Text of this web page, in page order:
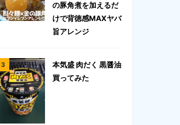
の豚角煮を加えるだ
けで背徳感MAXヤバ
旨アレンジ
本気盛 肉だく 黒醤油
買ってみた